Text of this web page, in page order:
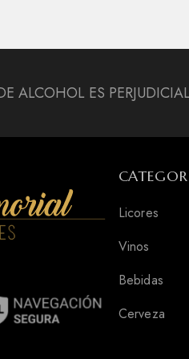
ALCOHOL ES
Licores
Vinos
Bebidas
Cerveza